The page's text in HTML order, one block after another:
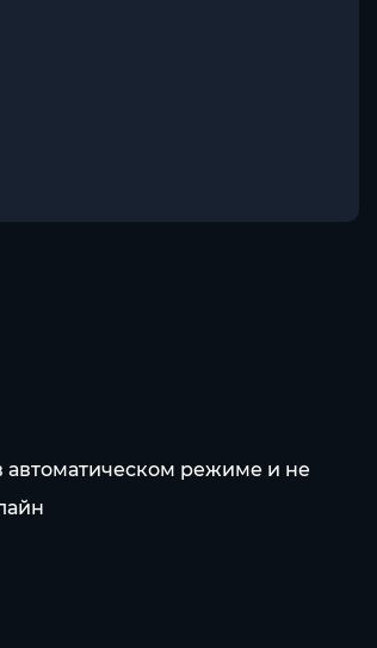
автоматическом режиме и не